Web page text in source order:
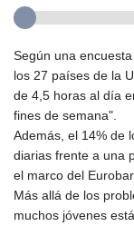
Según una
los 27 países de la
de 4,5 horas al día
fines de semana".
Además, el 14% de
diarias frente a una
el marco del
Más allá de los
muchos jóvenes